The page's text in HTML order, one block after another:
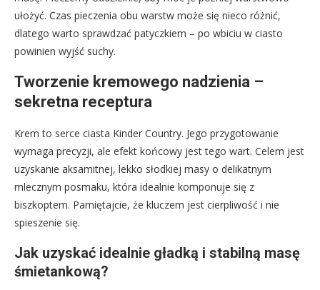
ułożyć. Czas pieczenia obu warstw może się nieco różnić,
dlatego warto sprawdzać patyczkiem – po wbiciu w ciasto
powinien wyjść suchy.
Tworzenie kremowego nadzienia –
sekretna receptura
Krem to serce ciasta Kinder Country. Jego przygotowanie
wymaga precyzji, ale efekt końcowy jest tego wart. Celem jest
uzyskanie aksamitnej, lekko słodkiej masy o delikatnym
mlecznym posmaku, która idealnie komponuje się z
biszkoptem. Pamiętajcie, że kluczem jest cierpliwość i nie
spieszenie się.
Jak uzyskać idealnie gładką i stabilną masę
śmietankową?